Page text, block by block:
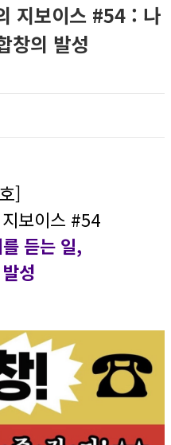
지보이스 #54 : 나
창의 발성
]
보이스 #54
듣는 일,
성